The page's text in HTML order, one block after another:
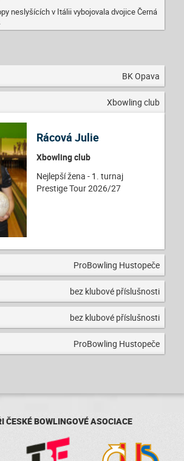
neslyšících v Itálii vybojovala dvojice Černá
BK Opava
Xbowling club
Rácová Julie
Xbowling club
Nejlepší žena - 1. turnaj
Prestige Tour 2026/27
ProBowling Hustopeče
bez klubové příslušnosti
bez klubové příslušnosti
ProBowling Hustopeče
ČESKÉ BOWLINGOVÉ ASOCIACE